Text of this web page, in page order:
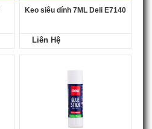
Keo siêu dính 7ML Deli E7140
Liên Hệ